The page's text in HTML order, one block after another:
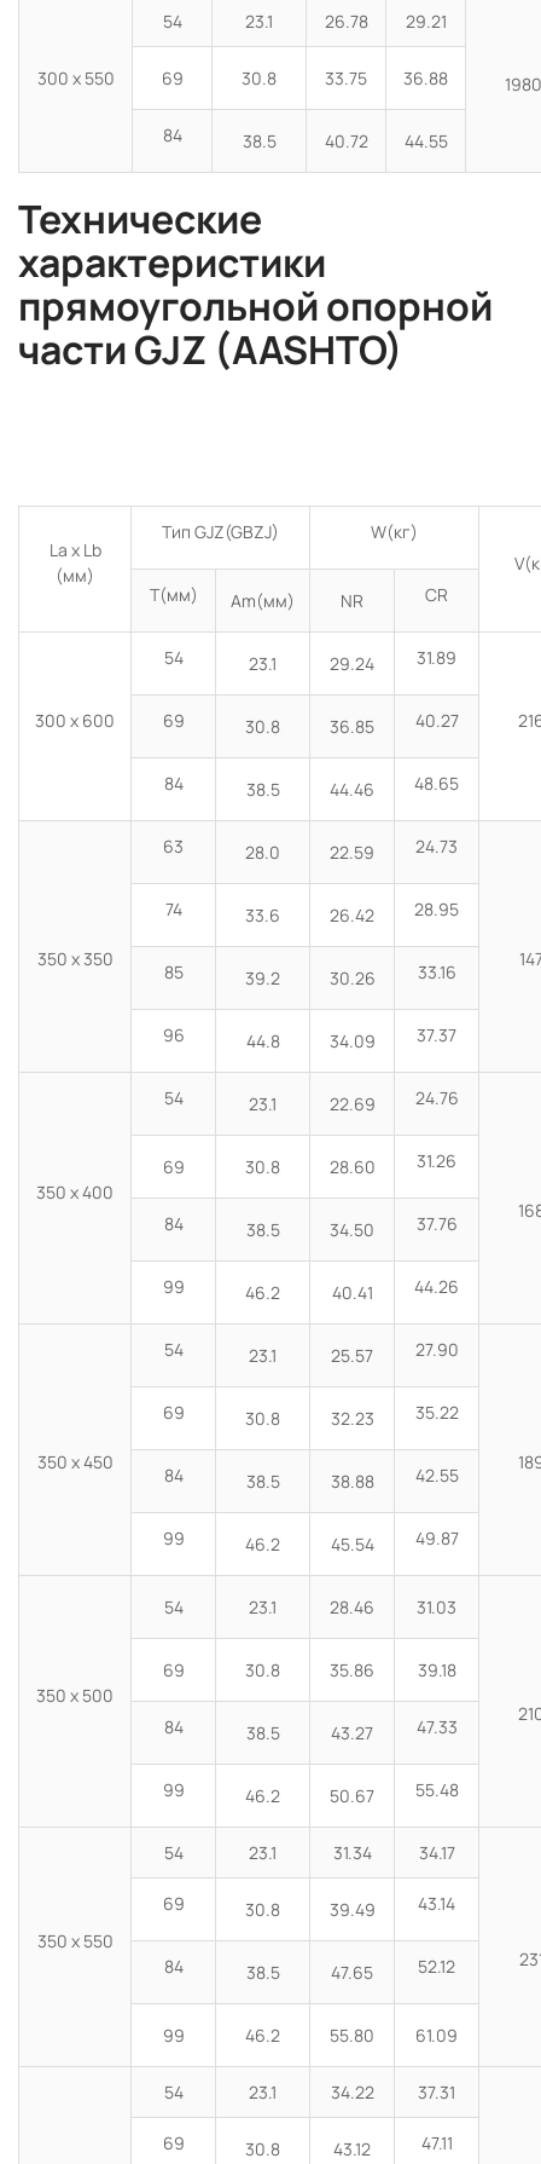
300 x 550
54 23.1 26.78 29.21
1980
69 30.8 33.75 36.88
84 38.5 40.72 44.55
Технические
характеристики
прямоугольной опорной
части GJZ (AASHTO)
La x Lb
(мм)
Тип GJZ(GBZJ)
W(кг)
T(мм)
Am(мм) NR CR
300 x 600
54 23.1 29.24 31.89
69 30.8 36.85 40.27
84 38.5 44.46 48.65
350 x 350
63 28.0 22.59 24.73
74 33.6 26.42 28.95
85 39.2 30.26 33.16
96 44.8 34.09 37.37
350 x 400
54 23.1 22.69 24.76
69 30.8 28.60 31.26
84 38.5 34.50 37.76
99 46.2 40.41 44.26
350 x 450
54 23.1 25.57 27.90
69 30.8 32.23 35.22
84 38.5 38.88 42.55
99 46.2 45.54 49.87
350 x 500
54 23.1 28.46 31.03
69 30.8 35.86 39.18
84 38.5 43.27 47.33
99 46.2 50.67 55.48
350 x 550
54 23.1 31.34 34.17
69 30.8 39.49 43.14
84 38.5 47.65 52.12
99 46.2 55.80 61.09
54 23.1 34.22 37.31
69 30.8 43.12 47.11